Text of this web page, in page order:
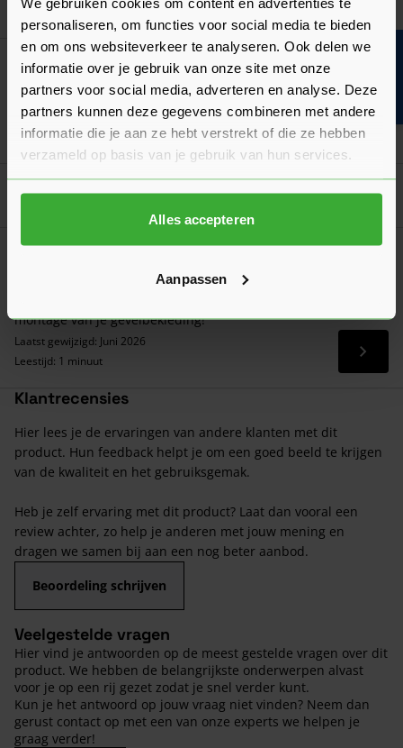
personaliseren, om functies voor social media te bieden
en om ons websiteverkeer te analyseren. Ook delen we
informatie over je gebruik van onze site met onze
partners voor social media, adverteren en analyse. Deze
partners kunnen deze gegevens combineren met andere
informatie die je aan ze hebt verstrekt of die ze hebben
verzameld op basis van je gebruik van hun services.
Alles accepteren
Aanpassen
Platte Kwast 30 mm
Nu0,88per stuk
In
Goed voorbereid aan de slag
Verwerkingsadvies
Rockpanel Montage
montage van je gevelbekleding!
Laatst gewijzigd: Juni 2026
Leestijd: 1 minuut
Lees
Klantrecensies
Hier lees je de ervaringen van andere klanten met dit
product. Hun feedback helpt je om een goed beeld te krijgen
van de kwaliteit en het gebruiksgemak.
Heb je zelf ervaring met dit product? Laat dan vooral een
review achter, zo help je anderen met jouw mening en
dragen we samen bij aan een nog beter aanbod.
Beoordeling schrijven
Veelgestelde vragen
Hier vind je antwoorden op de meest gestelde vragen over dit
product. We hebben de belangrijkste onderwerpen alvast
voor je op een rij gezet zodat je snel verder kunt.
Kun je het antwoord op jouw vraag niet vinden? Neem dan
gerust contact op met een van onze experts we helpen je
graag verder!